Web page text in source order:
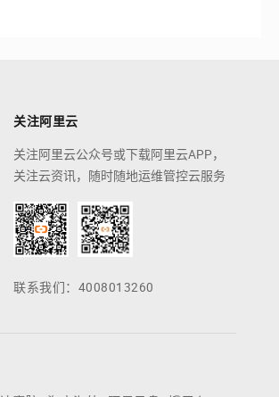
关注阿里云
关注阿里云公众号或下载阿里云APP，
关注云资讯，随时随地运维管控云服务
联系我们：4008013260